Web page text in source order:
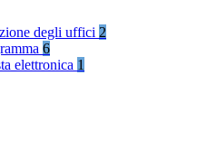
degli uffici 2
6
elettronica 1